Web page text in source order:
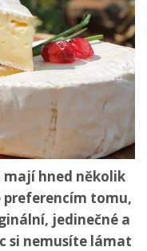
mají hned několik
preferencím tomu,
jedinečné a
si nemusíte lámat